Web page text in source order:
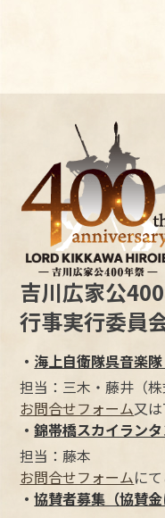
吉川広家公
行事実行委員
・ 海上自衛隊呉音楽
担当：三木・藤井（株
お問合せフォーム又
・錦帯橋スカイラン
担当：藤本
お問合せフォームに
・協賛者募集（協賛金